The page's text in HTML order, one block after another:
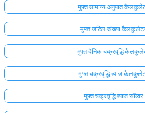
मुफ्त सामान्य अनुपात
मुफ्त जटिल संख्या
मुफ्त दैनिक चक्रवृद्धि
मुफ्त चक्रवृद्धि ब्याज
मुफ्त चक्रवृद्धि ब्याज सॉल्वर